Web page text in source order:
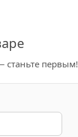
станьте первым!